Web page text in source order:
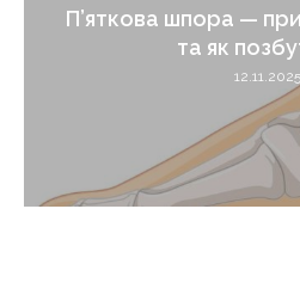
Жовті соплі — що
і...